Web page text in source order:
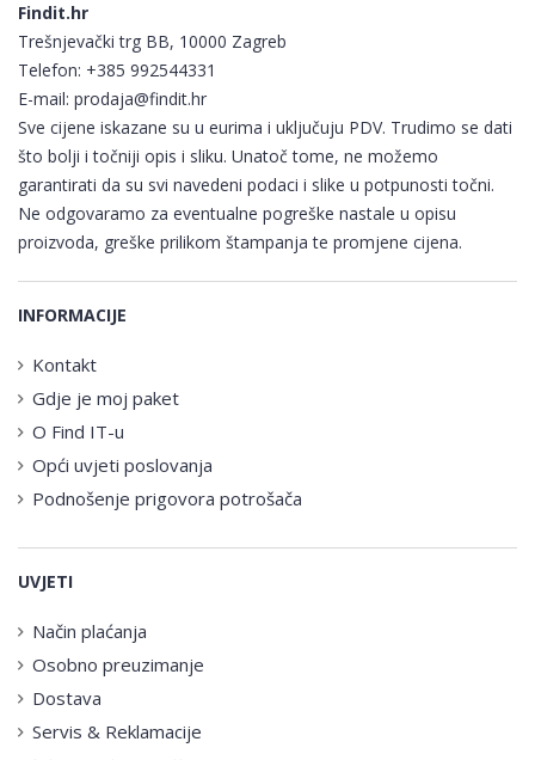
Findit.hr
Trešnjevački trg BB, 10000 Zagreb
Telefon: +385 992544331
E-mail: prodaja@findit.hr
Sve cijene iskazane su u eurima i uključuju PDV. Trudimo se dati
što bolji i točniji opis i sliku. Unatoč tome, ne možemo
garantirati da su svi navedeni podaci i slike u potpunosti točni.
Ne odgovaramo za eventualne pogreške nastale u opisu
proizvoda, greške prilikom štampanja te promjene cijena.
INFORMACIJE
Kontakt
Gdje je moj paket
O Find IT-u
Opći uvjeti poslovanja
Podnošenje prigovora potrošača
UVJETI
Način plaćanja
Osobno preuzimanje
Dostava
Servis & Reklamacije